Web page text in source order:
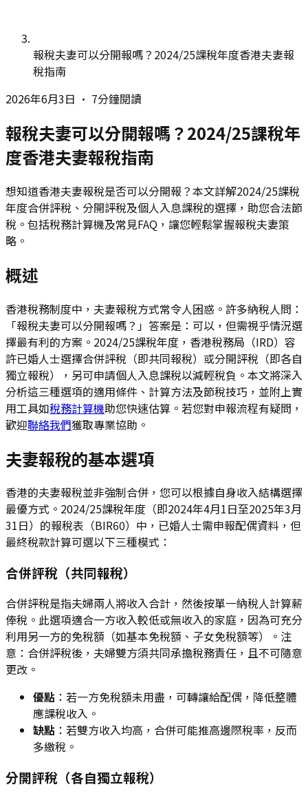
報稅夫妻可以分開報嗎？2024/25課稅年度香港夫妻報
稅指南
2026年6月3日 • 7分鐘閱讀
報稅夫妻可以分開報嗎？2024/25課稅年
度香港夫妻報稅指南
想知道香港夫妻報稅是否可以分開報？本文詳解2024/25課稅
年度合併評稅、分開評稅及個人入息課稅的選擇，助您合法節
稅。包括稅務計算機及常見FAQ，讓您輕鬆掌握報稅夫妻策
略。
概述
香港稅務制度中，夫妻報稅方式常令人困惑。許多納稅人問：
「報稅夫妻可以分開報嗎？」答案是：可以，但需視乎情況選
擇最有利的方案。2024/25課稅年度，香港稅務局（IRD）容
許已婚人士選擇合併評稅（即共同報稅）或分開評稅（即各自
獨立報稅），另可申請個人入息課稅以減輕稅負。本文將深入
分析這三種選項的適用條件、計算方法及節稅技巧，並附上實
用工具如稅務計算機助您快速估算。若您對申報流程有疑問，
歡迎聯絡我們獲取專業協助。
夫妻報稅的基本選項
香港的夫妻報稅並非強制合併，您可以根據自身收入結構選擇
最優方式。2024/25課稅年度（即2024年4月1日至2025年3月
31日）的報稅表（BIR60）中，已婚人士需申報配偶資料，但
最終稅款計算可選以下三種模式：
合併評稅（共同報稅）
合併評稅是指夫婦兩人將收入合計，然後按單一納稅人計算薪
俸稅。此選項適合一方收入較低或無收入的家庭，因為可充分
利用另一方的免稅額（如基本免稅額、子女免稅額等）。注
意：合併評稅後，夫婦雙方須共同承擔稅務責任，且不可隨意
更改。
優點 ：若一方免稅額未用盡，可轉讓給配偶，降低整體
應課稅收入。
缺點 ：若雙方收入均高，合併可能推高邊際稅率，反而
多繳稅。
分開評稅（各自獨立報稅）